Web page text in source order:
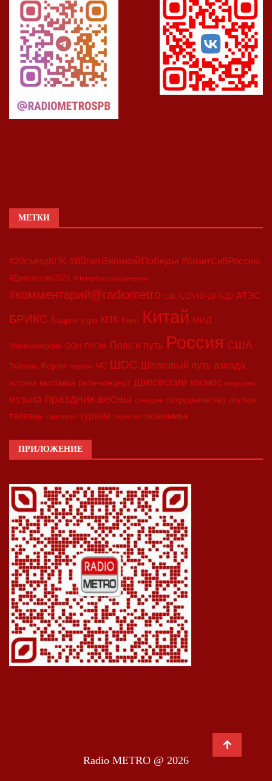
МЕТКИ
#20съездКПК #80летВеликойПобеды #ВизитСиВРоссию
#Двесессии2023 #Петербургскийдневник
#комментарий@radiometro CIIE COVID-19 G20 АТЭС
БРИКС Бодрое утро КПК Кино Китай МИД
Минкоммерции ООН ПМЭФ Пояс и путь Россия США
Тайвань Форум Харбин ЧС ШОС Шёлковый путь азиада
встреча выставка гала-концерт двесессии космос медицина
музыка праздник весны синьцзян сотрудничество спутник
тайвань торговля туризм экология экономика
ПРИЛОЖЕНИЕ
Radio METRO @ 2026